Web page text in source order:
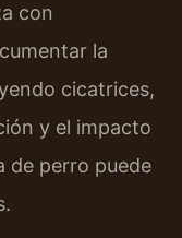
con
la
cicatrices,
y el impacto
de perro puede